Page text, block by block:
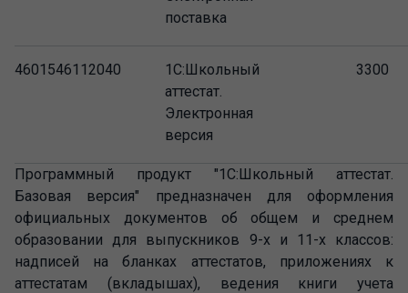
поставка
4601546112040
1С:Школьный
аттестат.
Электронная
версия
3300
Программный продукт "1С:Школьный аттестат.
Базовая версия" предназначен для оформления
официальных документов об общем и среднем
образовании для выпускников 9-х и 11-х классов:
надписей на бланках аттестатов, приложениях к
аттестатам (вкладышах), ведения книги учета